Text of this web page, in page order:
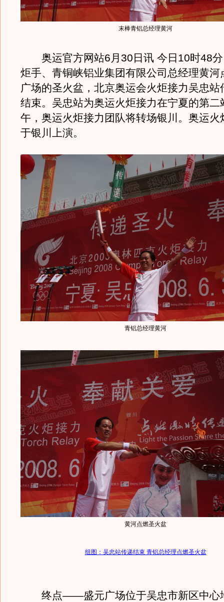
末棒青铝总经理黄河
奥运官方网站6月30日讯 今日10时48分
炬手、青铜峡铝业集团有限公司总经理黄河
广场的圣火盆，北京奥运会火炬接力吴忠站
结束。吴忠站为奥运火炬接力在宁夏的第二
午，奥运火炬接力团队将转场银川。奥运火
于银川上演。
青铝总经理黄河
黄河点燃圣火盆
组图：吴忠站传递结束 青铝总经理点燃圣火盆
终点——盛元广场位于吴忠市新区中心